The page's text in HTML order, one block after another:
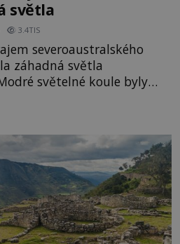
světla
3.4TIS
severoaustralského
záhadná světla
minut, během nichž se
a zase mizely. Svědek, který
duchů. Záhadný
deb